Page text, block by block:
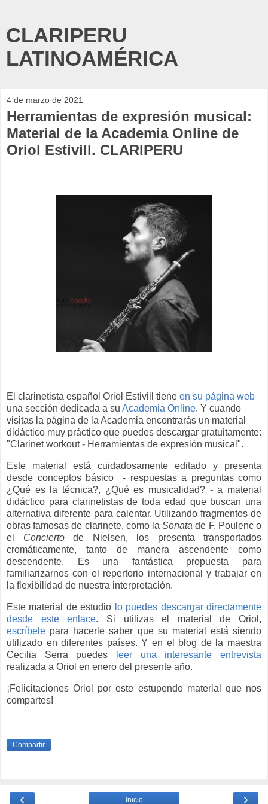
CLARIPERU
LATINOAMÉRICA
4 de marzo de 2021
Herramientas de expresión musical:
Material de la Academia Online de
Oriol Estivill. CLARIPERU
El clarinetista español Oriol Estivill tiene en su página web
una sección dedicada a su Academia Online. Y cuando
visitas la página de la Academia encontrarás un material
didáctico muy práctico que puedes descargar gratuitamente:
"Clarinet workout - Herramientas de expresión musical".
Este material está cuidadosamente editado y presenta
desde conceptos básico - respuestas a preguntas como
¿Qué es la técnica?, ¿Qué es musicalidad? - a material
didáctico para clarinetistas de toda edad que buscan una
alternativa diferente para calentar. Utilizando fragmentos de
obras famosas de clarinete, como laSonata de F. Poulenc o
el Conciertode Nielsen, los presenta transportados
cromáticamente, tanto de manera ascendente como
descendente. Es una fantástica propuesta para
familiarizarnos con el repertorio internacional y trabajar en
la flexibilidad de nuestra interpretación.
Este material de estudio lo puedes descargar directamente
desde este enlace. Si utilizas el material de Oriol,
escríbele para hacerle saber que su material está siendo
utilizado en diferentes países. Y en el blog de la maestra
Cecilia Serra puedes
leer una interesante entrevista
realizada a Oriol en enero del presente año.
¡Felicitaciones Oriol por este estupendo material que nos
compartes!
Compartir
‹ ›
Inicio